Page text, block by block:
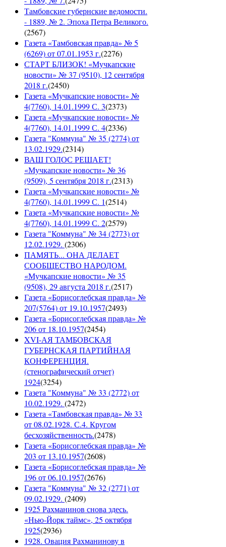
Тамбовские губернские ведомости.
- 1889, № 2. Эпоха Петра Великого.
(2567)
Газета «Тамбовская правда» № 5
(6269) от 07.01.1953 г.(2276)
СТАРТ БЛИЗОК! «Мучкапские
новости» № 37 (9510), 12 сентября
2018 г.(2450)
Газета «Мучкапские новости» №
4(7760), 14.01.1999 С. 3(2373)
Газета «Мучкапские новости» №
4(7760), 14.01.1999 С. 4(2336)
Газета "Коммуна" № 35 (2774) от
13.02.1929.(2314)
ВАШ ГОЛОС РЕШАЕТ!
«Мучкапские новости» № 36
(9509), 5 сентября 2018 г.(2313)
Газета «Мучкапские новости» №
4(7760), 14.01.1999 С. 1(2514)
Газета «Мучкапские новости» №
4(7760), 14.01.1999 С. 2(2579)
Газета "Коммуна" № 34 (2773) от
12.02.1929. (2306)
ПАМЯТЬ... ОНА ДЕЛАЕТ
СООБЩЕСТВО НАРОДОМ.
«Мучкапские новости» № 35
(9508), 29 августа 2018 г.(2517)
Газета «Борисоглебская правда» №
207(5764) от 19.10.1957(2493)
Газета «Борисоглебская правда» №
206 от 18.10.1957(2454)
XVI-АЯ ТАМБОВСКАЯ
ГУБЕРНСКАЯ ПАРТИЙНАЯ
КОНФЕРЕНЦИЯ.
(стенографический отчет)
1924(3254)
Газета "Коммуна" № 33 (2772) от
10.02.1929. (2472)
Газета «Тамбовская правда» № 33
от 08.02.1928. С.4. Кругом
бесхозяйственность.(2478)
Газета «Борисоглебская правда» №
203 от 13.10.1957(2608)
Газета «Борисоглебская правда» №
196 от 06.10.1957(2676)
Газета "Коммуна" № 32 (2771) от
09.02.1929. (2409)
1925 Рахманинов снова здесь.
«Нью-Йорк таймс», 25 октября
1925(2936)
1928. Овация Рахманинову в